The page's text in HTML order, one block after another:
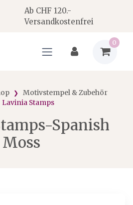
Ab CHF 120.-
Versandkostenfrei
0
Motivstempel & Zubehör
Lavinia Stamps
Spanish
Moss